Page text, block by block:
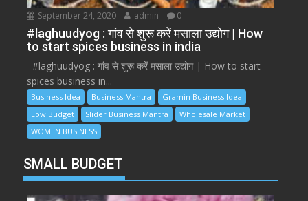
September 24, 2020 admin 0
#laghuudyog : गांव से शुरू करें मसाला उद्योग | How
to start spices business in india
#laghuudyog : गांव से शुरू करें मसाला उद्योग | How to start
spices business in...
Business Idea Business Mantra
Gramin Business Idea
Low Budget
Slider Business Mantra
Wholesale Market
WOMEN BUSINESS
SMALL BUDGET